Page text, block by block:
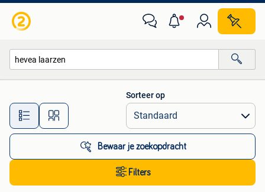
Alle afstanden…
Sorteer op
Bewaar je zoekopdracht
Filters